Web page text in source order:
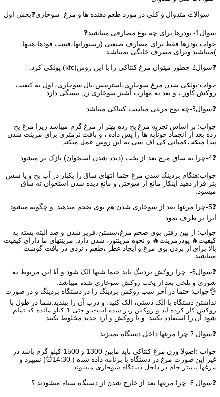
سوالات متدوال و کلی در مورد طعم دهنده ها و مرغ سوخاری❓بخش اول
سوال1- پودرها برای چه نوع مصارفی میباشند❓
جواب:پودرها فقط برای مصارف صنعتی (رستورانها،فست فودها،هتلها
)میباشند.وبرای مصرف خانگی نمیباشند.
❓سوال2-چطور میتوان مرغ کنتاکی را با این روش(kfc) پولکی کرد.
جواب:پولکی شدن مرغ سوخاری،استریپس،بال سوخاری، اول به کیفیت
روکش کاور ، و بعد به مهارت آشپز سوخاری زن بستگی دارد.
❓سوال3-چه نوع مرغی مناسب کنتاکی میباشد.
جواب: بر اساس تجربه مرغ یخ زده بهتر از مرغ گرم میباشد زیرا مرغ یخ
زده بعد از انجماد خونآبه ها را پس داده ، و بافت نرمتری برای مرینت شدن
پیدا میکند،کمپانی کی اف سی به این روش عمل میکند.
❓4-چرا ته ساق مرغ بعد از پخت (دیده شدن استخوان) نازک تر میشود.
جواب:هنگام بردینگ شدن مرغ حتما انتهای ساق را یکبار در آب یخ و یا سس
بتر قرار دهید اینکار مانع از سوختن و مانع دیده شدن استخوان ته ساق
میشود.
❓5-چرا مرغها بعد از سوخاری شدن هم بوی ضحم میدهند. و چگونه میشود
آنرا بر طرف نمود.
جواب: از بین رفتن بوی ضحم مرغ،شستن،فریز شدن و صد البته بسته به
کیفیت🔥 پودرمرینت🔥 و نحوه مرینتور، شدن دارد. مرینتهای ما دارای کیفیت
بالا برای از بردن بوی مرغ و ایجاد عطر ،طعم ، تردی در بافت گوشت
میباشند.
❓سوال6- :چرا روکش بردینگ باید حتما شبها الک شود و آیا این مربوط به
شوری و تلخی بعد از پخت روکش سوخاری شده میباشد.
👌جواب: حتما در آخر شب روکش بردینگ را در دستگاه بردینگ و در صورت
نداشتن دستگاه با الک دستی، الک کنید، و درب آن را ببندید.شما در طول با
روکش کار کرده اید و روکش زبر شده است و حتی 1 کیلو مانده که تمام
شود آن را استفاده نکنید و با روکش و آرد جدید مخلوط نکنید.
❓سوال 7:چرا مرغها داخل دستگاه نمیپزند
جواب :اصولا وزن مرغ کنتاکی باید مابین 1300 و 1500 کیلو گرم باشد در
غیر این صورت مرغ در دستگاه با برنامه داده شده ( 14:30⏰) نمیپزد و
مرغها پیشتر خام در داخل دستگاه سوخاری میشوند
❓سوال 8: چرا مرغها بعد از خارج شدن از دستگاه سیاه میشودند.؟